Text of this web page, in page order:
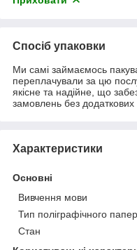
Спосіб упаковки
Ми самі займаємось
переплачували за цю
якісне та надійне, що
замовлень без додаткових
Характеристики
Основні
Вивчення мови
Тип поліграфічного
Стан